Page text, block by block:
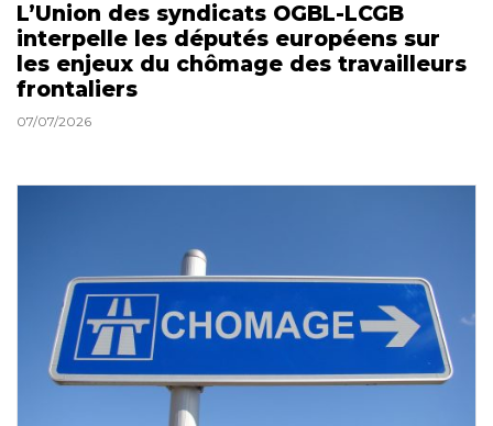
L’Union des syndicats OGBL-LCGB
interpelle les députés européens sur
les enjeux du chômage des travailleurs
frontaliers
07/07/2026